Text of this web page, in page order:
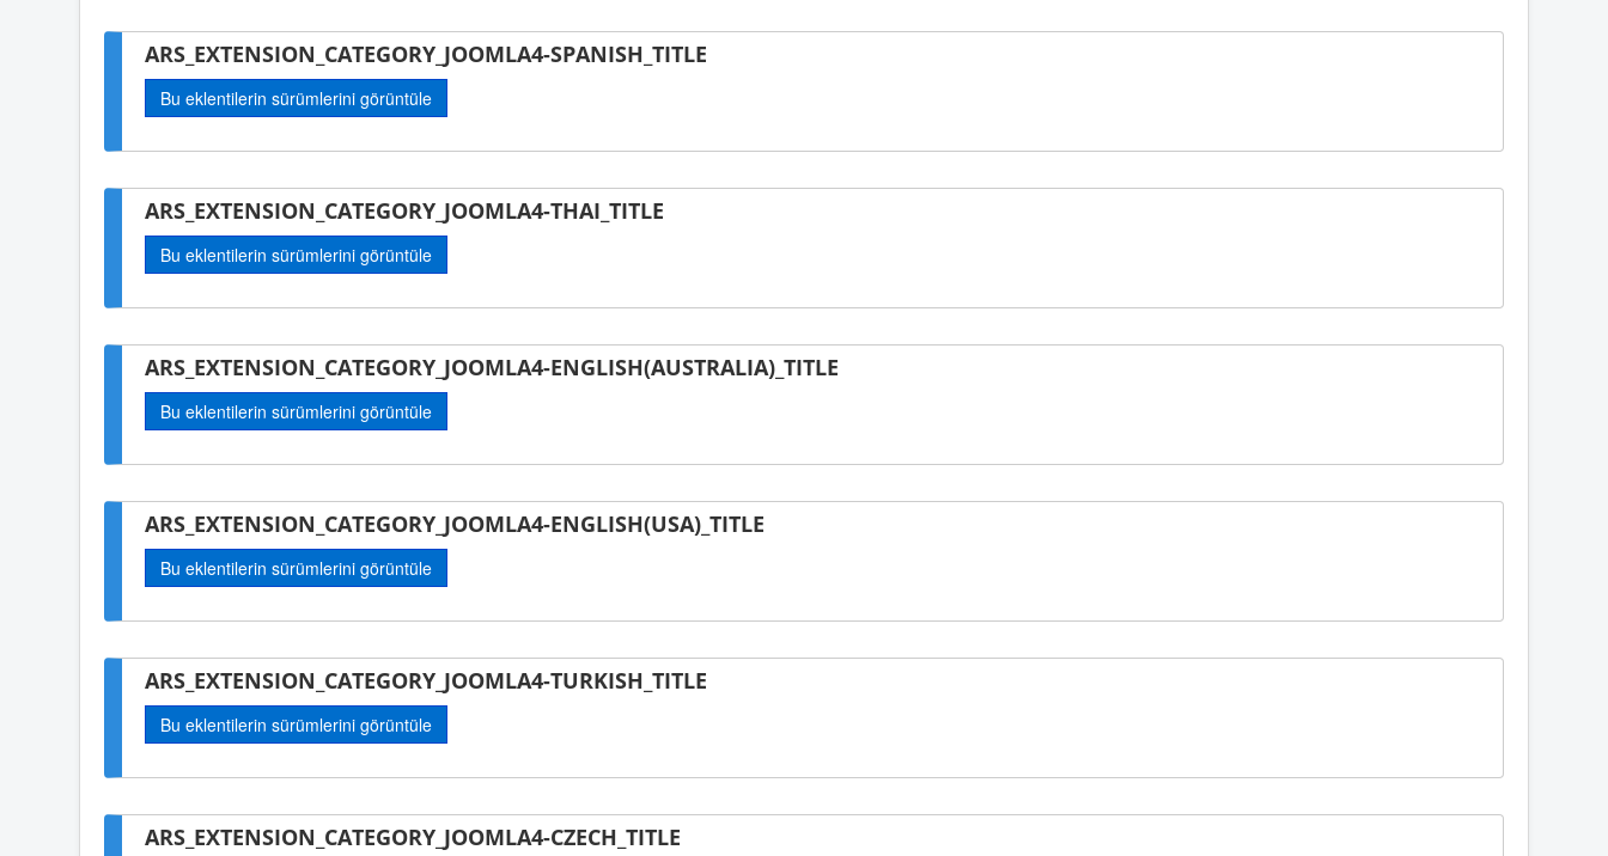
ARS_EXTENSION_CATEGORY_JOOMLA4-SPANISH_TITLE
Bu eklentilerin sürümlerini görüntüle
ARS_EXTENSION_CATEGORY_JOOMLA4-THAI_TITLE
Bu eklentilerin sürümlerini görüntüle
ARS_EXTENSION_CATEGORY_JOOMLA4-ENGLISH(AUSTRALIA)_TITLE
Bu eklentilerin sürümlerini görüntüle
ARS_EXTENSION_CATEGORY_JOOMLA4-ENGLISH(USA)_TITLE
Bu eklentilerin sürümlerini görüntüle
ARS_EXTENSION_CATEGORY_JOOMLA4-TURKISH_TITLE
Bu eklentilerin sürümlerini görüntüle
ARS_EXTENSION_CATEGORY_JOOMLA4-CZECH_TITLE